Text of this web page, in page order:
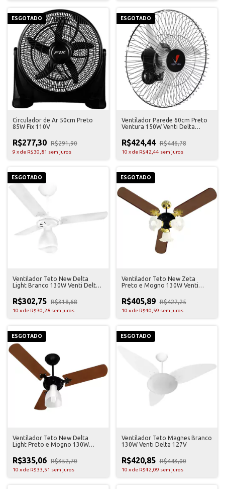
ESGOTADO
Circulador de Ar 50cm Preto
85W Fix 110V
R$277,30 R$291,90
9 xde R$30,81 sem juros
ESGOTADO
Ventilador Parede 60cm Preto
Ventura 150W Venti Delta
R$424,44 R$446,78
10 xde R$42,44 sem juros
ESGOTADO
Ventilador Teto New Delta
Light Branco 130W Venti Delta
R$302,75 R$318,68
10 xde R$30,28 sem juros
ESGOTADO
Ventilador Teto New Zeta
Preto e Mogno 130W Venti
R$405,89 R$427,25
10 xde R$40,59 sem juros
ESGOTADO
Ventilador Teto New Delta
Light Preto e Mogno 130W
R$335,06 R$352,70
10 xde R$33,51 sem juros
ESGOTADO
Ventilador Teto Magnes Branco
130W Venti Delta 127V
R$420,85 R$443,00
10 xde R$42,09 sem juros